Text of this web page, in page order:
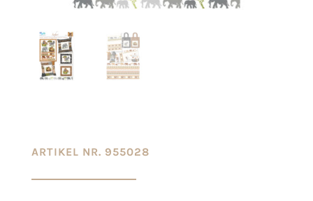
ARTIKEL NR. 955028